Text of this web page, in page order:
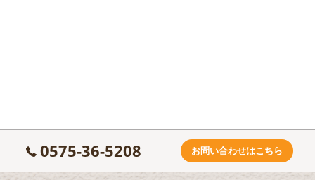
0575-36-5208 お問い合わせはこちら